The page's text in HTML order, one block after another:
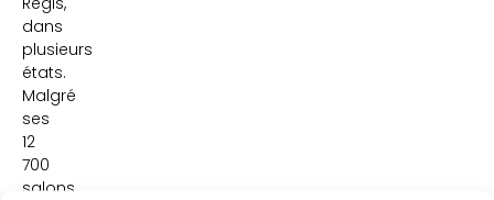
dans
plusieurs
états.
Malgré
ses
12
700
salons